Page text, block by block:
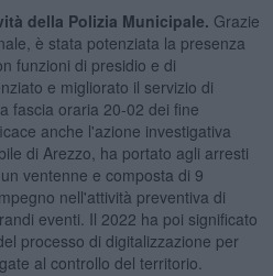
della Polizia Municipale. Grazie
è stata potenziata la presenza
funzioni di presidio e di
e migliorato il servizio di
fascia oraria 20-02 dei fine
anche l'azione investigativa
di Arezzo, ha portato agli arresti
ventenne e composta di 9
nell'attività preventiva di
eventi. Il 2022 ha poi significato
processo di digitalizzazione per
al controllo del territorio.